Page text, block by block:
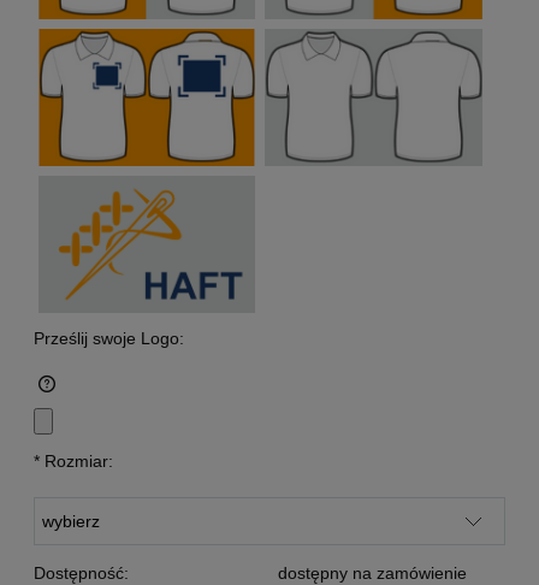
Prześlij swoje Logo:
* Rozmiar:
Dostępność: dostępny na zamówienie